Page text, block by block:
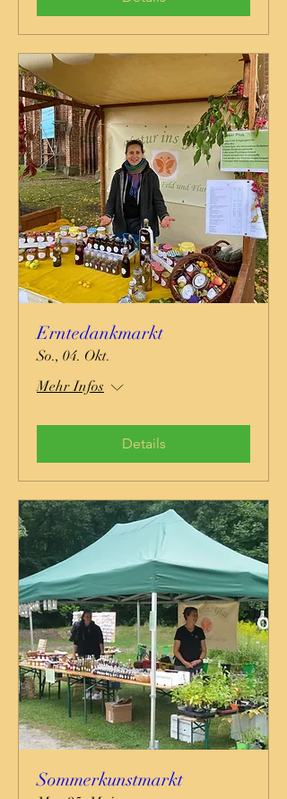
Erntedankmarkt
So., 04. Okt.
Mehr Infos
Details
Sommerkunstmarkt